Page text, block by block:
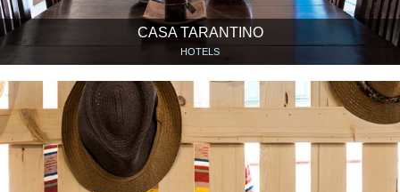
CASA TARANTINO
HOTELS